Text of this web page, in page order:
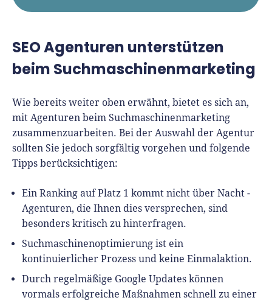
SEO Agenturen unterstützen
beim Suchmaschinenmarketing
Wie bereits weiter oben erwähnt, bietet es sich an,
mit Agenturen beim Suchmaschinenmarketing
zusammenzuarbeiten. Bei der Auswahl der Agentur
sollten Sie jedoch sorgfältig vorgehen und folgende
Tipps berücksichtigen:
Ein Ranking auf Platz 1 kommt nicht über Nacht -
Agenturen, die Ihnen dies versprechen, sind
besonders kritisch zu hinterfragen.
Suchmaschinenoptimierung ist ein
kontinuierlicher Prozess und keine Einmalaktion.
Durch regelmäßige Google Updates können
vormals erfolgreiche Maßnahmen schnell zu einer